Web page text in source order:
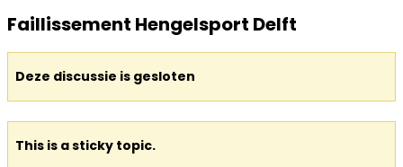
Faillissement Hengelsport Delft
Deze discussie is gesloten
This is a sticky topic.